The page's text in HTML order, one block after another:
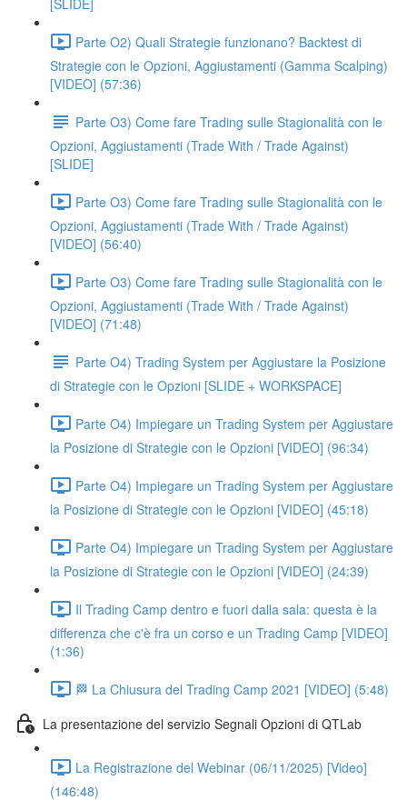
[SLIDE]
Parte O2) Quali Strategie funzionano? Backtest di
Strategie con le Opzioni, Aggiustamenti (Gamma Scalping)
[VIDEO] (57:36)
Parte O3) Come fare Trading sulle Stagionalità con le
Opzioni, Aggiustamenti (Trade With / Trade Against)
[SLIDE]
Parte O3) Come fare Trading sulle Stagionalità con le
Opzioni, Aggiustamenti (Trade With / Trade Against)
[VIDEO] (56:40)
Parte O3) Come fare Trading sulle Stagionalità con le
Opzioni, Aggiustamenti (Trade With / Trade Against)
[VIDEO] (71:48)
Parte O4) Trading System per Aggiustare la Posizione
di Strategie con le Opzioni [SLIDE + WORKSPACE]
Parte O4) Impiegare un Trading System per Aggiustare
la Posizione di Strategie con le Opzioni [VIDEO] (96:34)
Parte O4) Impiegare un Trading System per Aggiustare
la Posizione di Strategie con le Opzioni [VIDEO] (45:18)
Parte O4) Impiegare un Trading System per Aggiustare
la Posizione di Strategie con le Opzioni [VIDEO] (24:39)
Il Trading Camp dentro e fuori dalla sala: questa è la
differenza che c'è fra un corso e un Trading Camp [VIDEO]
(1:36)
🏁 La Chiusura del Trading Camp 2021 [VIDEO] (5:48)
La presentazione del servizio Segnali Opzioni di QTLab
La Registrazione del Webinar (06/11/2025) [Video]
(146:48)